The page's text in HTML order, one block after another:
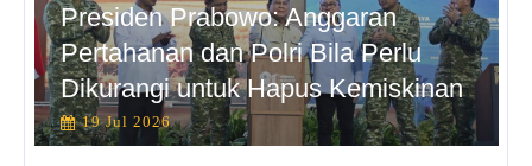
Presiden Prabowo: Anggaran
Pertahanan dan Polri Bila Perlu
Dikurangi untuk Hapus Kemiskinan
19 Jul 2026